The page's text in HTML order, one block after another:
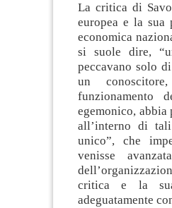
La critica di
europea e la
economica
si suole dire,
peccavano solo
un
funzionamento
egemonico,
all’interno di
unico”, che
venisse
critica e la
adeguatamente